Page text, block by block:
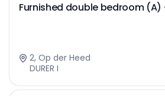
Furnished double bedroom
2, Op der Heed
DURER I